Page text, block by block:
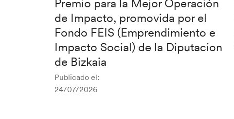
Premio para la Mejor Operación
de Impacto, promovida por el
Fondo FEIS (Emprendimiento e
Impacto Social) de la Diputacion
de Bizkaia
Publicado el:
24/07/2026